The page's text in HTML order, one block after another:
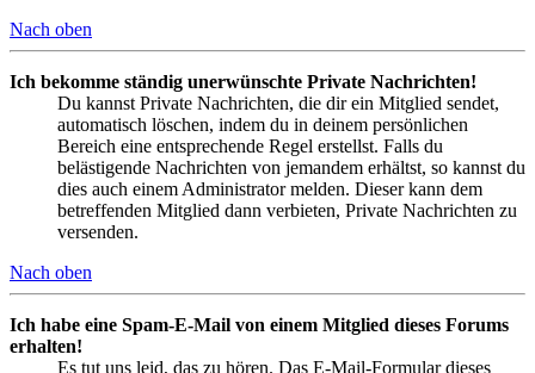
Nach oben
Ich bekomme ständig unerwünschte Private Nachrichten!
Du kannst Private Nachrichten, die dir ein Mitglied sendet,
automatisch löschen, indem du in deinem persönlichen
Bereich eine entsprechende Regel erstellst. Falls du
belästigende Nachrichten von jemandem erhältst, so kannst du
dies auch einem Administrator melden. Dieser kann dem
betreffenden Mitglied dann verbieten, Private Nachrichten zu
versenden.
Nach oben
Ich habe eine Spam-E-Mail von einem Mitglied dieses Forums
erhalten!
Es tut uns leid, das zu hören. Das E-Mail-Formular dieses